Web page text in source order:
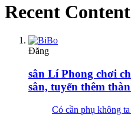
Recent
Đăng
sân Lí Phong chơi
sân, tuyển thêm
Có cần phụ không